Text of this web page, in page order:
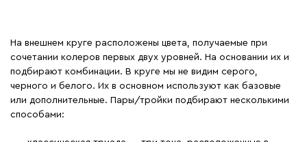
На внешнем круге расположены цвета, получаемые при
сочетании колеров первых двух уровней. На основании их и
подбирают комбинации. В круге мы не видим серого,
черного и белого. Их в основном используют как базовые
или дополнительные. Пары/тройки подбирают несколькими
способами: